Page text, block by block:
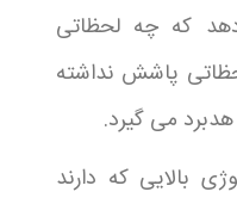
که چه لحظاتی
پاشش نداشته
هدبرد می گیرد.
بالایی که دارند